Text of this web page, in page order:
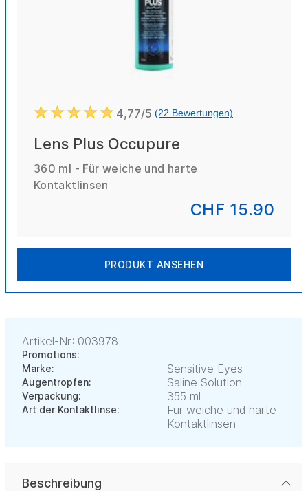
4,77/5 (22 Bewertungen)
Lens Plus Occupure
360 ml - Für weiche und harte
Kontaktlinsen
CHF 15.90
PRODUKT ANSEHEN
Artikel-Nr.: 003978
Promotions:
Marke:
Sensitive Eyes
Augentropfen: Saline Solution
Verpackung: 355 ml
Art der Kontaktlinse:
Für weiche und harte
Kontaktlinsen
Beschreibung